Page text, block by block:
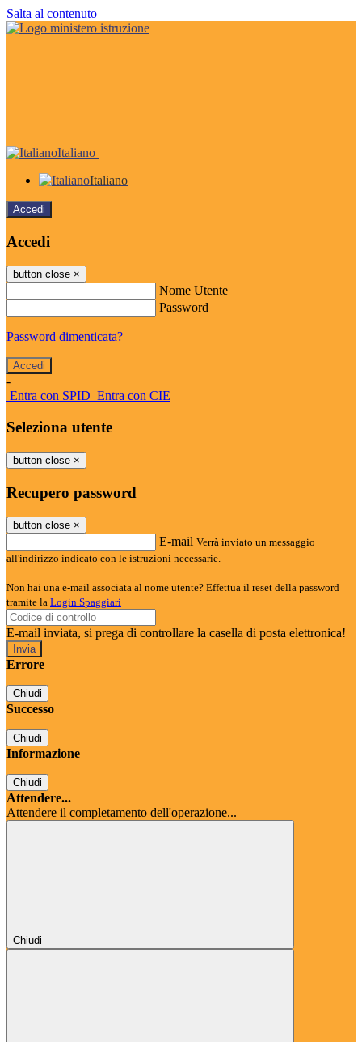
Salta al contenuto
Italiano
Italiano
Accedi
Accedi
button close ×
Nome Utente
Password
Password dimenticata?
-
Entra con SPID Entra con CIE
Seleziona utente
button close ×
Recupero password
button close ×
E-mail Verrà inviato un messaggio
all'indirizzo indicato con le istruzioni necessarie.
Non hai una e-mail associata al nome utente? Effettua il reset della password
tramite la Login Spaggiari
E-mail inviata, si prega di controllare la casella di posta elettronica!
Errore
Chiudi
Successo
Chiudi
Informazione
Chiudi
Attendere...
Attendere il completamento dell'operazione...
Chiudi